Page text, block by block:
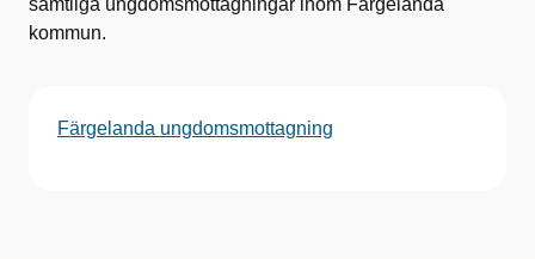
samtliga ungdomsmottagningar inom Färgelanda
kommun.
Färgelanda ungdomsmottagning